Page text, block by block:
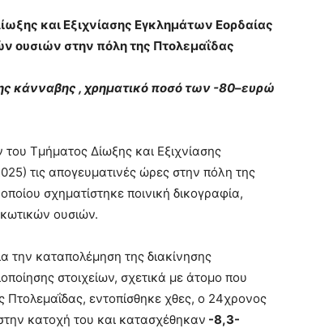
και Εξιχνίασης Εγκλημάτων Εορδαίας
ουσιών στην πόλη της Πτολεμαΐδας
κάνναβης , χρηματικό ποσό των -80–ευρώ
Τμήματος Δίωξης και Εξιχνίασης
τις απογευματινές ώρες στην πόλη της
σχηματίστηκε ποινική δικογραφία,
ουσιών.
την καταπολέμηση της διακίνησης
στοιχείων, σχετικά με άτομο που
εντοπίσθηκε χθες, ο 24χρονος
κατοχή του και κατασχέθηκαν -8,3-